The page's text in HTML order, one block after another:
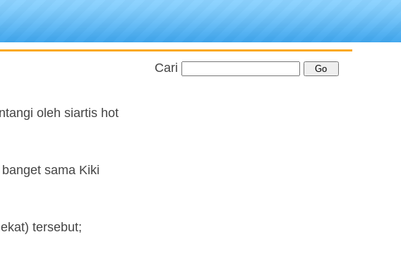
oleh siartis hot
sama Kiki
tersebut;
Cari